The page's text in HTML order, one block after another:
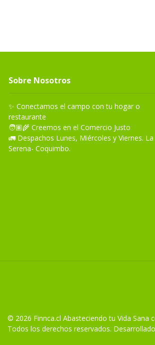
Sobre Nosotros
✨ Conectamos el campo con tu hogar o
restaurante
🧑🏽‍🌾 Creemos en el Comercio Justo
🚛 Despachos Lunes, Miércoles y Viernes. La
Serena- Coquimbo.
© 2026 Finnca.cl Abasteciendo tu Vida Sana
Todos los derechos reservados.